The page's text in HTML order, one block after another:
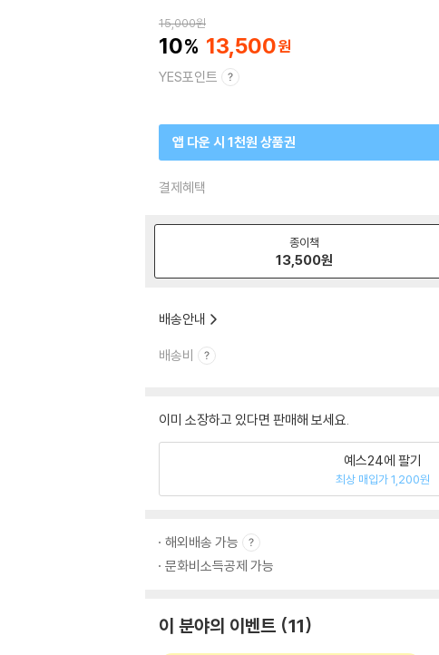
15,000원
10 13,500
YES포인트
앱 다운 시 1천원 상품권
결제혜택
종이책
13,500원
배송안내
배송비
이미 소장하고 있다면 판매해 보세요.
예스24에 팔기
최상 매입가 1,200원
해외배송 가능
문화비소득공제 가능
이 분야의 이벤트 11